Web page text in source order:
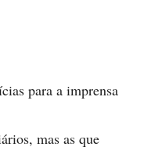
para a imprensa
mas as que